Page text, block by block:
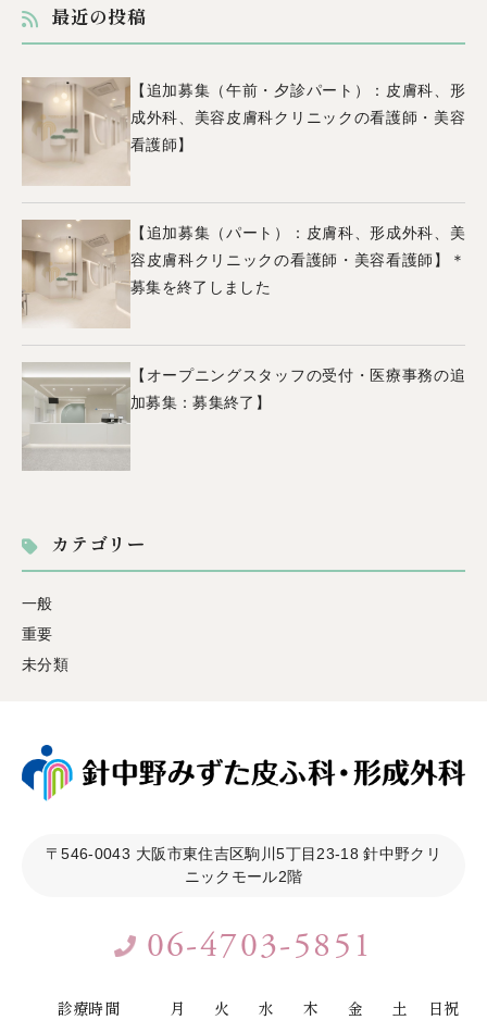
最近の投稿
【追加募集（午前・夕診パート）：皮膚科、形
成外科、美容皮膚科クリニックの看護師・美容
看護師】
【追加募集（パート）：皮膚科、形成外科、美
容皮膚科クリニックの看護師・美容看護師】＊
募集を終了しました
【オープニングスタッフの受付・医療事務の追
加募集：募集終了】
カテゴリー
一般
重要
未分類
〒546-0043 大阪市東住吉区駒川5丁目23-18 針中野クリ
ニックモール2階
06-4703-5851
診療時間 月 火 水 木 金 土 日祝